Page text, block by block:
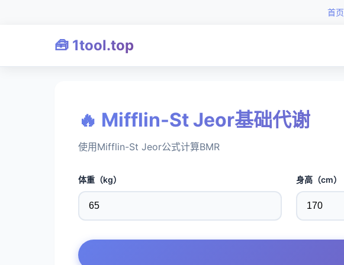
首页
🧰 1tool.top
🔥 Mifflin-St Jeor基础代谢
使用Mifflin-St Jeor公式计算BMR
体重（kg） 身高（cm）